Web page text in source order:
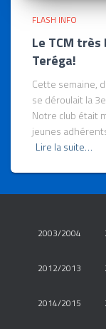
FLASH INFO
Le TCM
Teréga!
Cette semaine,
se déroulait la
Notre club était
jeunes
Lire la suite…
2003/2004
2012/2013
2014/2015